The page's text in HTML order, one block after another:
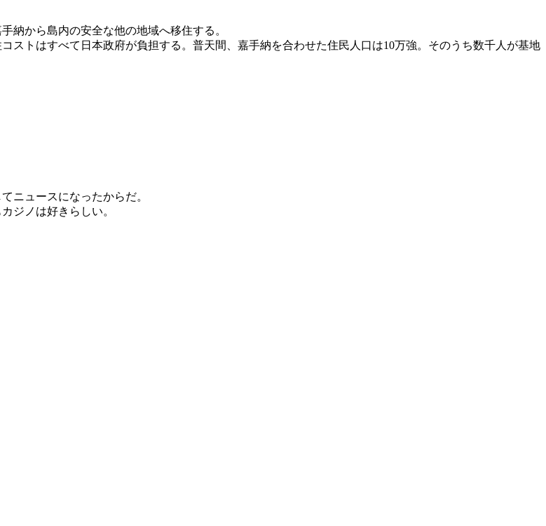
納から島内の安全な他の地域へ移住する。
ストはすべて日本政府が負担する。普天間、嘉手納を合わせた住民人口は10万強。そのうち数千人が基地
ニュースになったからだ。
ジノは好きらしい。